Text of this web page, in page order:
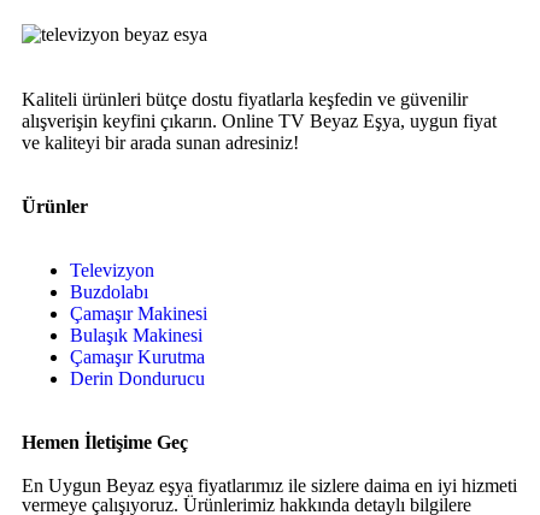
Kaliteli ürünleri bütçe dostu fiyatlarla keşfedin ve güvenilir
alışverişin keyfini çıkarın. Online TV Beyaz Eşya, uygun fiyat
ve kaliteyi bir arada sunan adresiniz!
Ürünler
Televizyon
Buzdolabı
Çamaşır Makinesi
Bulaşık Makinesi
Çamaşır Kurutma
Derin Dondurucu
Hemen İletişime Geç
En Uygun Beyaz eşya fiyatlarımız ile sizlere daima en iyi hizmeti
vermeye çalışıyoruz. Ürünlerimiz hakkında detaylı bilgilere